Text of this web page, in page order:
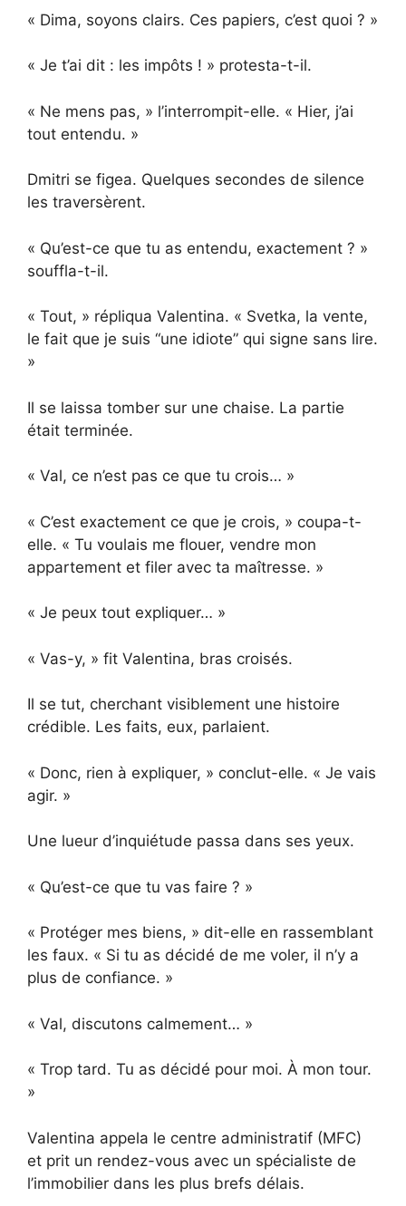
« Dima, soyons clairs. Ces papiers, c’est quoi ? »
« Je t’ai dit : les impôts ! » protesta-t-il.
« Ne mens pas, » l’interrompit-elle. « Hier, j’ai
tout entendu. »
Dmitri se figea. Quelques secondes de silence
les traversèrent.
« Qu’est-ce que tu as entendu, exactement ? »
souffla-t-il.
« Tout, » répliqua Valentina. « Svetka, la vente,
le fait que je suis “une idiote” qui signe sans lire.
»
Il se laissa tomber sur une chaise. La partie
était terminée.
« Val, ce n’est pas ce que tu crois… »
« C’est exactement ce que je crois, » coupa-t-
elle. « Tu voulais me flouer, vendre mon
appartement et filer avec ta maîtresse. »
« Je peux tout expliquer… »
« Vas-y, » fit Valentina, bras croisés.
Il se tut, cherchant visiblement une histoire
crédible. Les faits, eux, parlaient.
« Donc, rien à expliquer, » conclut-elle. « Je vais
agir. »
Une lueur d’inquiétude passa dans ses yeux.
« Qu’est-ce que tu vas faire ? »
« Protéger mes biens, » dit-elle en rassemblant
les faux. « Si tu as décidé de me voler, il n’y a
plus de confiance. »
« Val, discutons calmement… »
« Trop tard. Tu as décidé pour moi. À mon tour.
»
Valentina appela le centre administratif (MFC)
et prit un rendez-vous avec un spécialiste de
l’immobilier dans les plus brefs délais.